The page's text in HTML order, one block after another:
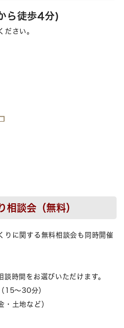
ら徒歩4分)
ださい。
相談会（無料）
りに関する無料相談会も同時開催
時間をお選びいただけます。
15〜30分）
・土地など）